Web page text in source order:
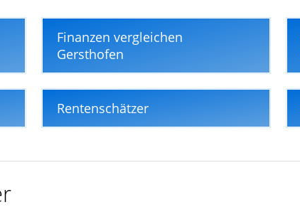
Finanzen vergleichen
Gersthofen
Rentenschätzer